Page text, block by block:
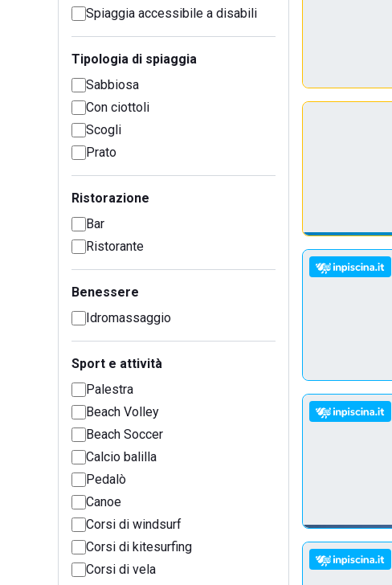
Spiaggia accessibile a disabili
Tipologia di spiaggia
Sabbiosa
Con ciottoli
Scogli
Prato
Ristorazione
Bar
Ristorante
Benessere
Idromassaggio
Sport e attività
Palestra
Beach Volley
Beach Soccer
Calcio balilla
Pedalò
Canoe
Corsi di windsurf
Corsi di kitesurfing
Corsi di vela